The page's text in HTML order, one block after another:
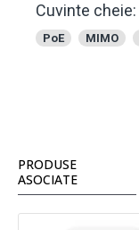
Cuvinte cheie:
PoE MIMO
PRODUSE
ASOCIATE